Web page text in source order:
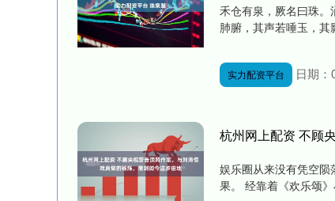
禾仓有泉，厥名曰珠
肺腑，其声若唾玉，其
实力配资平台 日期：
杭州网上配资 不顾
娱乐圈从来没有凭空
果。 经靠着《欢乐颂